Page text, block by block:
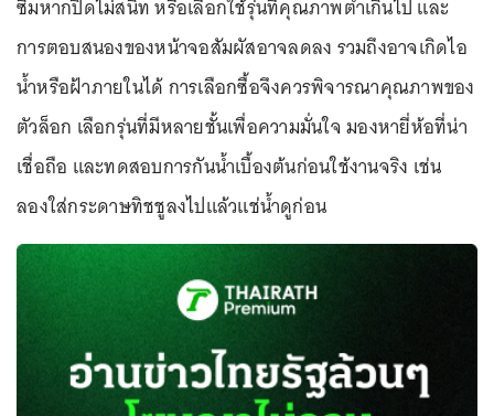
ซึมหากปิดไม่สนิท หรือเลือกใช้รุ่นที่คุณภาพต่ำเกินไป และ
การตอบสนองของหน้าจอสัมผัสอาจลดลง รวมถึงอาจเกิดไอ
น้ำหรือฝ้าภายในได้ การเลือกซื้อจึงควรพิจารณาคุณภาพของ
ตัวล็อก เลือกรุ่นที่มีหลายชั้นเพื่อความมั่นใจ มองหายี่ห้อที่น่า
เชื่อถือ และทดสอบการกันน้ำเบื้องต้นก่อนใช้งานจริง เช่น
ลองใส่กระดาษทิชชูลงไปแล้วแช่น้ำดูก่อน